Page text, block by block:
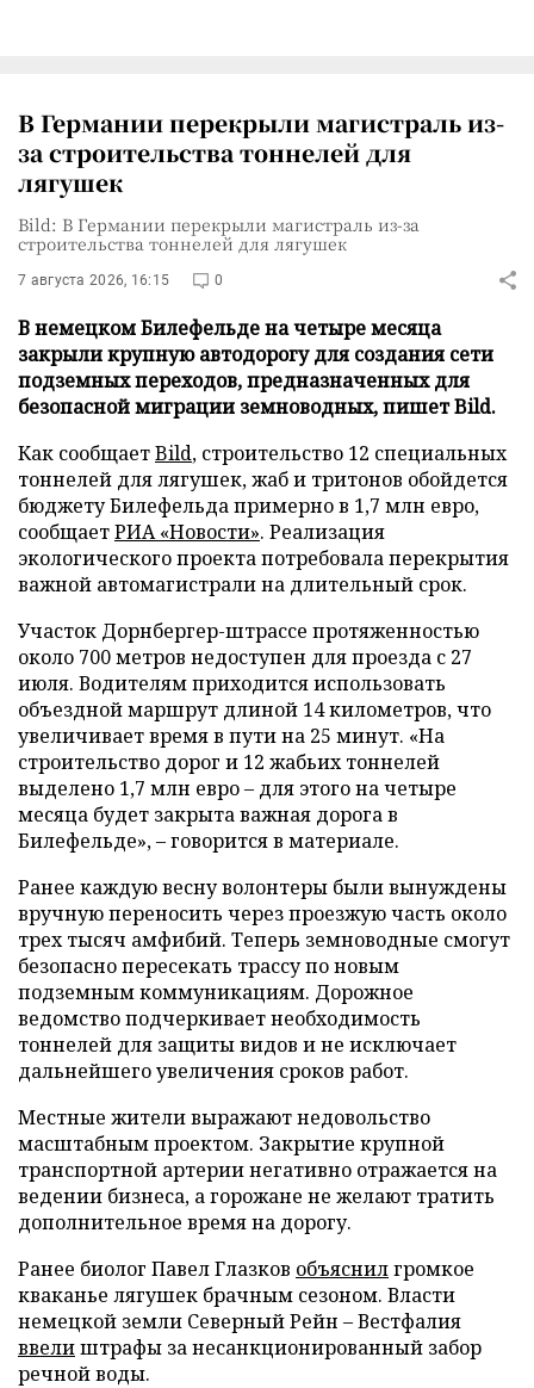
В Германии перекрыли магистраль из-
за строительства тоннелей для
лягушек
Bild: В Германии перекрыли магистраль из-за
строительства тоннелей для лягушек
7 августа 2026, 16:15 0
В немецком Билефельде на четыре месяца
закрыли крупную автодорогу для создания сети
подземных переходов, предназначенных для
безопасной миграции земноводных, пишет Bild.
Как сообщаетBild, строительство 12 специальных
тоннелей для лягушек, жаб и тритонов обойдется
бюджету Билефельда примерно в 1,7 млн евро,
сообщаетРИА «Новости». Реализация
экологического проекта потребовала перекрытия
важной автомагистрали на длительный срок.
Участок Дорнбергер-штрассе протяженностью
около 700 метров недоступен для проезда с 27
июля. Водителям приходится использовать
объездной маршрут длиной 14 километров, что
увеличивает время в пути на 25 минут. «На
строительство дорог и 12 жабьих тоннелей
выделено 1,7 млн евро – для этого на четыре
месяца будет закрыта важная дорога в
Билефельде», – говорится в материале.
Ранее каждую весну волонтеры были вынуждены
вручную переносить через проезжую часть около
трех тысяч амфибий. Теперь земноводные смогут
безопасно пересекать трассу по новым
подземным коммуникациям. Дорожное
ведомство подчеркивает необходимость
тоннелей для защиты видов и не исключает
дальнейшего увеличения сроков работ.
Местные жители выражают недовольство
масштабным проектом. Закрытие крупной
транспортной артерии негативно отражается на
ведении бизнеса, а горожане не желают тратить
дополнительное время на дорогу.
Ранее биолог Павел Глазков объяснилгромкое
кваканье лягушек брачным сезоном. Власти
немецкой земли Северный Рейн – Вестфалия
ввелиштрафы за несанкционированный забор
речной воды.